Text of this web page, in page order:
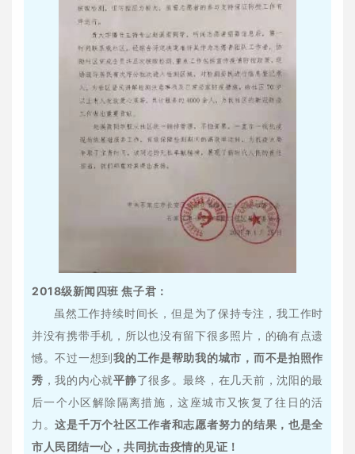
2018级新闻四班 焦子君：
虽然工作持续时间长，但是为了保持专注，我工作时
并没有携带手机，所以也没有留下很多照片，的确有点遗
憾。不过一想到我的工作是帮助我的城市，而不是拍照作
秀 ，我的内心就平静了很多。最终，在几天前，沈阳的最
后一个小区解除隔离措施，这座城市又恢复了往日的活
力。这是千万个社区工作者和志愿者努力的结果，也是全
市人民团结一心，共同抗击疫情的见证！